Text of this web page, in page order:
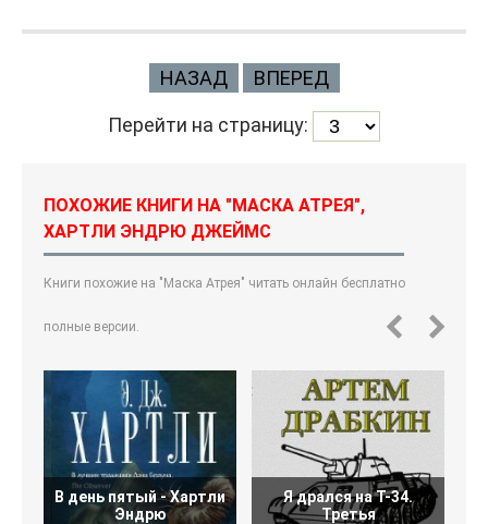
НАЗАД ВПЕРЕД
Перейти на страницу:
ПОХОЖИЕ КНИГИ НА "МАСКА АТРЕЯ",
ХАРТЛИ ЭНДРЮ ДЖЕЙМС
Книги похожие на "Маска Атрея" читать онлайн бесплатно
полные версии.
В день пятый - Хартли
Эндрю
Я дрался на Т-34.
Третья